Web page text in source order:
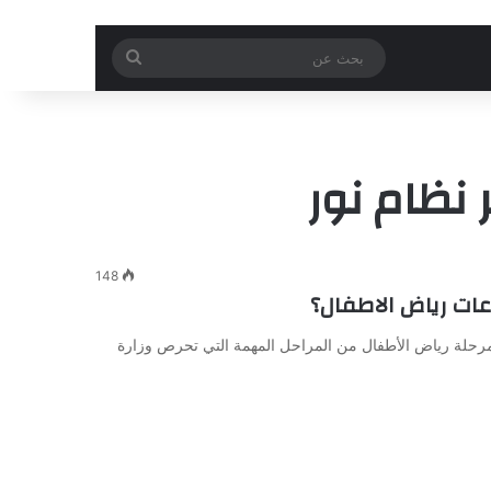
عن
نور
148
رياض الأطفال من المراحل المهمة التي تحرص وزارة